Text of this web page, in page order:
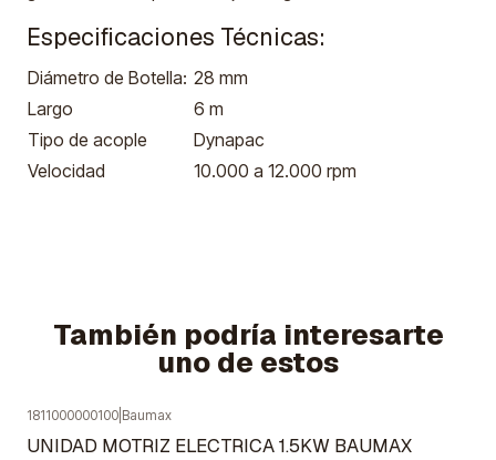
Especificaciones Técnicas:
Diámetro de Botella: 28 mm
Largo
6 m
Tipo de acople
Dynapac
Velocidad
10.000 a 12.000 rpm
También podría interesarte
uno de estos
Agotado
1811000000100 Baumax
UNIDAD MOTRIZ ELECTRICA 1.5KW BAUMAX